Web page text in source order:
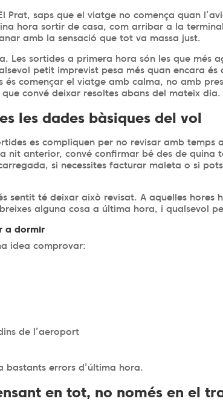
Prat, saps que el viatge no comença quan
hora sortir de casa, com arribar a la
amb la sensació que tot va massa just.
Les sortides a primera hora són les que més
petit imprevist pesa més quan encara és
començar el viatge amb calma, no amb
que convé deixar resoltes abans del mateix dia.
les dades bàsiques del vol
es compliquen per no revisar amb temps
nit anterior, convé confirmar bé des de quina
si necessites facturar maleta o si
sentit té deixar això revisat. A aquelles hores
alguna cosa a última hora, i qualsevol
a dormir
idea comprovar:
de l’aeroport
bastants errors d’última hora.
en tot, no només en el